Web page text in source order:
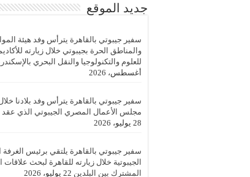
جديد الموقع
سفير جيبوتي بالقاهرة يترأس وفد هيئة
والمناطق الحرة بجيبوتي خلال زيارته
للعلوم والتكنولوجيا والنقل البحري
أغسطس، 2026
سفير جيبوتي بالقاهرة يترأس وفد بلادنا
مجلس الأعمال المصري الجيبوتي الذي عقد
28 يوليو، 2026
سفير جيبوتي بالقاهرة يلتقي برئيس الغرفة
الجيبوتية خلال زيارته للقاهرة لبحث علاقات
المشترك بين البلدين 22 يوليو، 2026